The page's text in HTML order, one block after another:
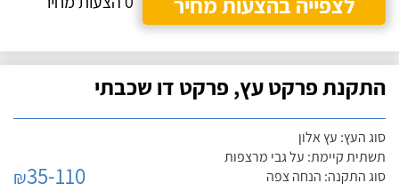
התקנת פרקט עץ, פרקט דו שכבתי
סוג העץ: עץ אלון
תשתית קיימת: על גבי מרצפות
סוג התקנה: הנחה צפה
₪35-110